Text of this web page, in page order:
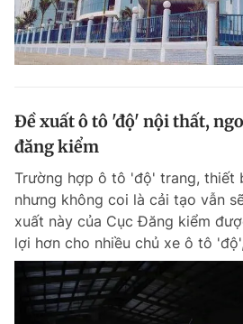
Đề xuất ô tô 'độ' nội thất,
đăng kiểm
Trường hợp ô tô 'độ' trang, thiết
nhưng không coi là cải tạo vẫn
xuất này của Cục Đăng kiểm
lợi hơn cho nhiều chủ xe ô tô